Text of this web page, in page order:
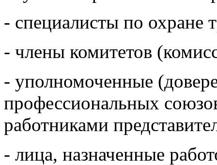
- специалисты по охране
- члены комитетов
- уполномоченные
профессиональных
работниками
- лица, назначенные